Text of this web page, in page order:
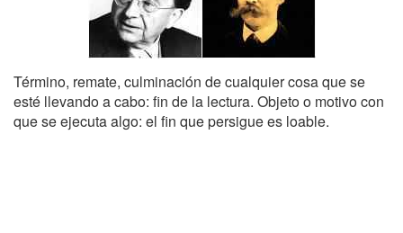
Término, remate, culminación de cualquier cosa que se
esté llevando a cabo: fin de la lectura. Objeto o motivo con
que se ejecuta algo: el fin que persigue es loable.